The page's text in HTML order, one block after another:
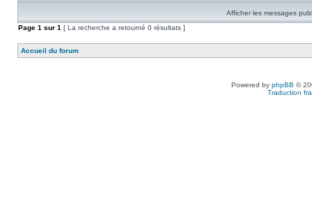
Afficher les messages
Page 1 sur 1 [ La recherche a retourné 0 résultats ]
Accueil du forum
Powered by phpBB ©
Traduction